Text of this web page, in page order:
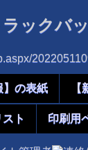
ックバ
】の表紙
ト 印刷用